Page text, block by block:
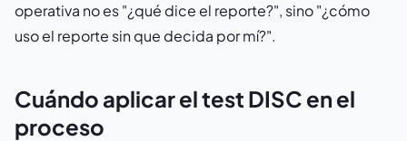
operativa no es "¿qué dice el reporte?", sino "¿cómo
uso el reporte sin que decida por mí?".
Cuándo aplicar el test DISC en el
proceso